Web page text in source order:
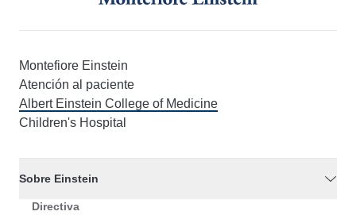
Montefiore Einstein
Atención al paciente
Albert Einstein College of Medicine
Children's Hospital
Sobre Einstein
Directiva